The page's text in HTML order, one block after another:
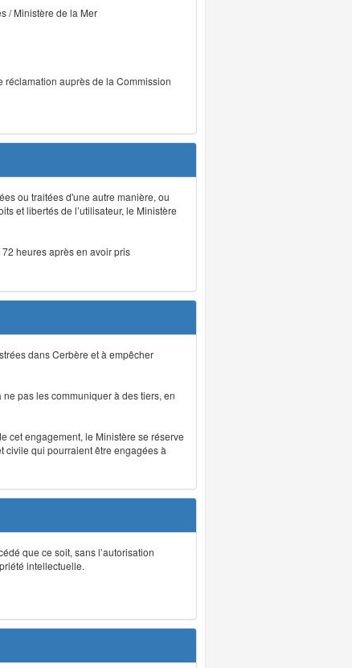
/ Ministère de la Mer
réclamation auprès de la Commission
ou traitées d'une autre manière, ou
et libertés de l’utilisateur, le Ministère
heures après en avoir pris
dans Cerbère et à empêcher
pas les communiquer à des tiers, en
cet engagement, le Ministère se réserve
civile qui pourraient être engagées à
que ce soit, sans l’autorisation
intellectuelle.